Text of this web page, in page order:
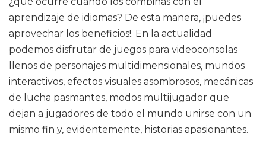
aprendizaje de idiomas? De esta manera, ¡puedes
aprovechar los beneficios!. En la actualidad
podemos disfrutar de juegos para videoconsolas
llenos de personajes multidimensionales, mundos
interactivos, efectos visuales asombrosos, mecánicas
de lucha pasmantes, modos multijugador que
dejan a jugadores de todo el mundo unirse con un
mismo fin y, evidentemente, historias apasionantes.